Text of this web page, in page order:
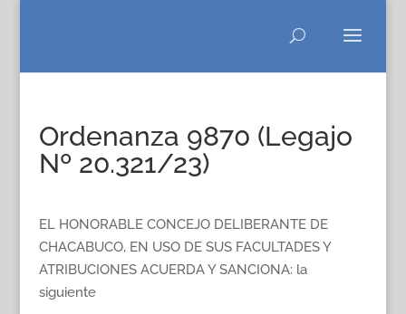
Ordenanza 9870 (Legajo
Nº 20.321/23)
EL HONORABLE CONCEJO DELIBERANTE DE
CHACABUCO, EN USO DE SUS FACULTADES Y
ATRIBUCIONES ACUERDA Y SANCIONA: la
siguiente